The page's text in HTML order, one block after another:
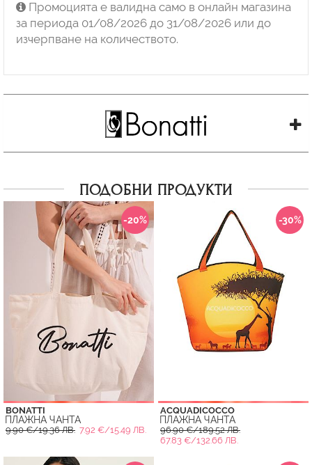
Промоцията е валидна само в онлайн магазина
за периода 01/08/2026 до 31/08/2026 или до
изчерпване на количеството.
ПОДОБНИ ПРОДУКТИ
-20%
BONATTI
ПЛАЖНА ЧАНТА
9.90 €/19.36 ЛВ. 7.92 €/15.49 ЛВ.
-30%
ACQUADICOCCO
ПЛАЖНА ЧАНТА
96.90 €/189.52 ЛВ.
67.83 €/132.66 ЛВ.